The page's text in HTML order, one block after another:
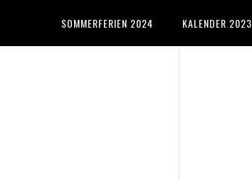
SOMMERFERIEN 2024 KALENDER 2023